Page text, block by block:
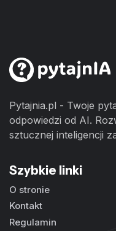
Pytajnia.pl - Twoje
odpowiedzi od AI.
sztucznej inteligencji
Szybkie linki
O stronie
Kontakt
Regulamin